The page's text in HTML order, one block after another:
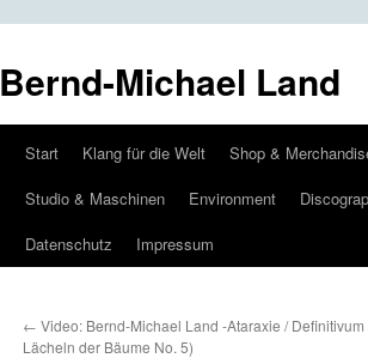
Bernd-Michael Land
Zum
Inhalt
springen
Start Klang für die Welt Shop &
Studio & Maschinen
Environment
Datenschutz
Impressum
← Video: Bernd-Michael Land -Ataraxie / Definitivum
Lächeln der Bäume No. 5)